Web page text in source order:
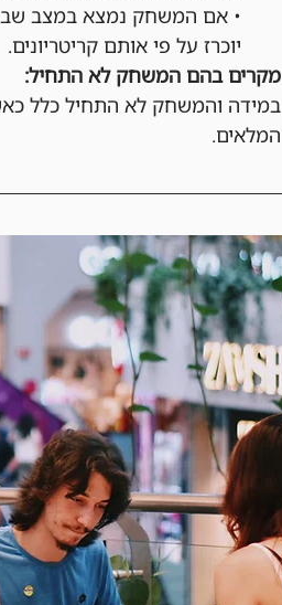
• אם המשחק נמצא במצב
יוכרז על פי אותם קריטריונים.
מקרים בהם המשחק לא התחיל:
במידה והמשחק לא התחיל כלל
המלאים.